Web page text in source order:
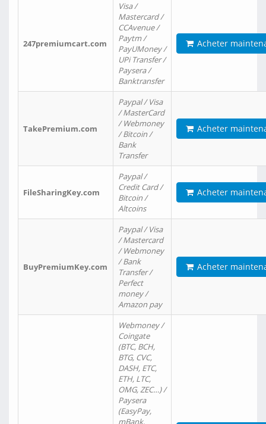
247premiumcart.com
Visa /
Mastercard /
CCAvenue /
Paytm /
PayUMoney /
UPi Transfer /
Paysera /
Banktransfer
Acheter
TakePremium.com
Paypal / Visa
/ MasterCard
/ Webmoney
/ Bitcoin /
Bank
Transfer
Acheter
FileSharingKey.com
Paypal /
Credit Card /
Bitcoin /
Altcoins
Acheter
BuyPremiumKey.com
Paypal / Visa
/ Mastercard
/ Webmoney
/ Bank
Transfer /
Perfect
money /
Amazon pay
Acheter
Webmoney /
Coingate
(BTC, BCH,
BTG, CVC,
DASH, ETC,
ETH, LTC,
OMG, ZEC…) /
Paysera
(EasyPay,
mBank,